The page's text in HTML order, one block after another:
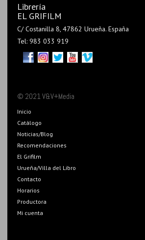
Librería
EL GRIFILM
C/ Costanilla 8, 47862 Urueña. España
Tel: 983 033 919
© 2021 V&V+Media
Inicio
Catálogo
Noticias/Blog
Recomendaciones
El Grifilm
Urueña/Villa del Libro
Contacto
Horarios
Productora
Mi cuenta